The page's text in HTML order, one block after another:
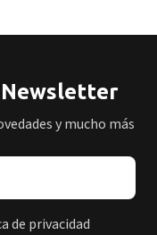
y mucho más
de privacidad